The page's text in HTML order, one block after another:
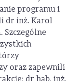
programu i
dr inż. Karol
oraz zapewnili
dr hab. inż.